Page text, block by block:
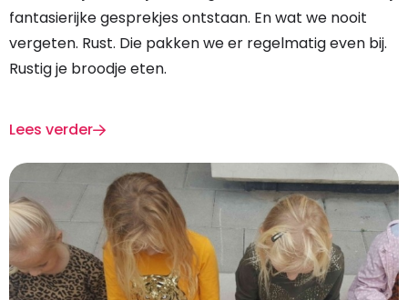
fantasierijke gesprekjes ontstaan. En wat we nooit
vergeten. Rust. Die pakken we er regelmatig even bij.
Rustig je broodje eten.
Lees verder